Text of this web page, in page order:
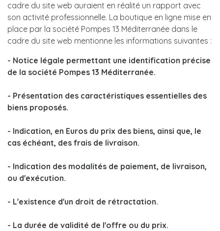
cadre du site web auraient en réalité un rapport avec
son activité professionnelle. La boutique en ligne mise en
place par la société Pompes 13 Méditerranée dans le
cadre du site web mentionne les informations suivantes :
- Notice légale permettant une identification précise
de la société Pompes 13 Méditerranée.
- Présentation des caractéristiques essentielles des
biens proposés.
- Indication, en Euros du prix des biens, ainsi que, le
cas échéant, des frais de livraison.
- Indication des modalités de paiement, de livraison,
ou d'exécution.
- L'existence d'un droit de rétractation.
- La durée de validité de l'offre ou du prix.